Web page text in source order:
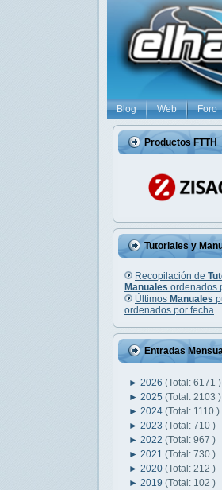
Blog Web Foro
Productos FTTH
Tutoriales y
Recopilación de
Manuales ordenados
Últimos Manuales
ordenados por fecha
Entradas
► 2026 (Total: 6171 )
► 2025 (Total: 2103 )
► 2024 (Total: 1110 )
► 2023 (Total: 710 )
► 2022 (Total: 967 )
► 2021 (Total: 730 )
► 2020 (Total: 212 )
► 2019 (Total: 102 )